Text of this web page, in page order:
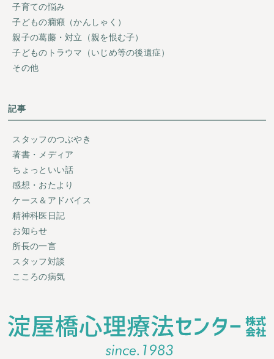
子育ての悩み
子どもの癇癪（かんしゃく）
親子の葛藤・対立（親を恨む子）
子どものトラウマ（いじめ等の後遺症）
その他
記事
スタッフのつぶやき
著書・メディア
ちょっといい話
感想・おたより
ケース＆アドバイス
精神科医日記
お知らせ
所長の一言
スタッフ対談
こころの病気